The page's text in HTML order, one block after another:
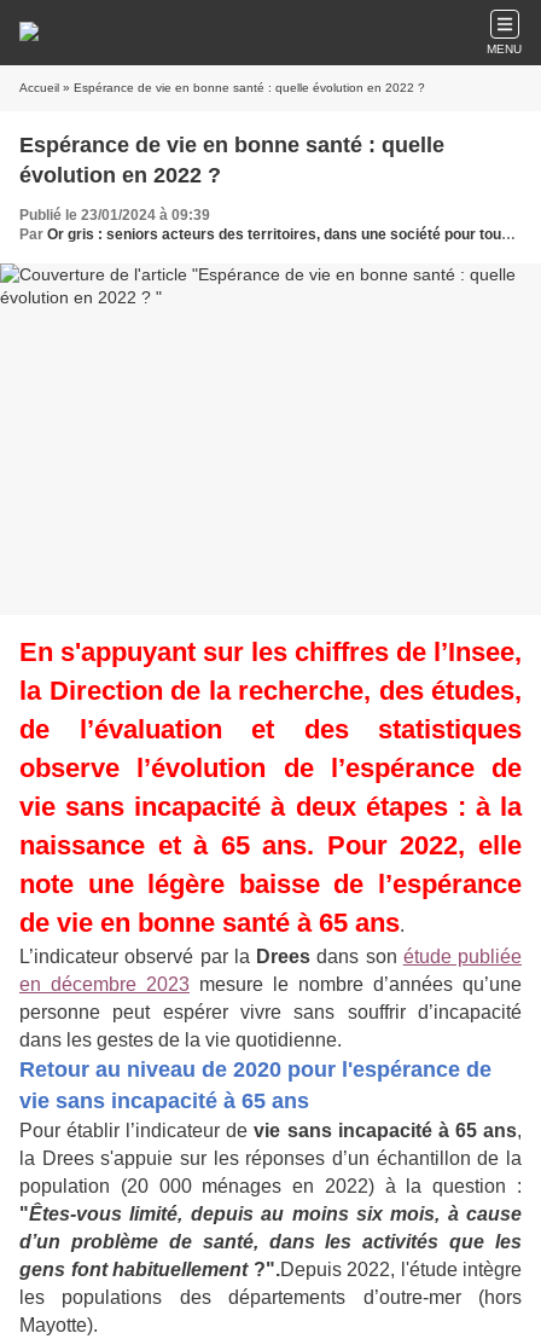
MENU
Accueil » Espérance de vie en bonne santé : quelle évolution en 2022 ?
Espérance de vie en bonne santé : quelle
évolution en 2022 ?
Publié le 23/01/2024 à 09:39
Par Or gris : seniors acteurs des territoires, dans une société pour tous les âges
En s'appuyant sur les chiffres de l’Insee,
la Direction de la recherche, des études,
de l’évaluation et des statistiques
observe l’évolution de l’espérance de
vie sans incapacité à deux étapes : à la
naissance et à 65 ans. Pour 2022, elle
note une légère baisse de l’espérance
de vie en bonne santé à 65 ans.
L’indicateur observé par la Drees dans son étude publiée
en décembre 2023 mesure le nombre d’années qu’une
personne peut espérer vivre sans souffrir d’incapacité
dans les gestes de la vie quotidienne.
Retour au niveau de 2020 pour l'espérance de
vie sans incapacité à 65 ans
Pour établir l’indicateur devie sans incapacité à 65 ans,
la Drees s'appuie sur les réponses d’un échantillon de la
population (20 000 ménages en 2022) à la question :
"Êtes-vous limité, depuis au moins six mois, à cause
d’un problème de santé, dans les activités que les
gens font habituellement ?".Depuis 2022, l'étude intègre
les populations des départements d’outre-mer (hors
Mayotte).